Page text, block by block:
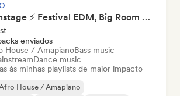
Mainstage ⚡ Festival EDM, Big Room & House Anthems
enviados
House / AmapianoBass music
Dance music
às minhas playlists de maior impacto
House / Amapiano